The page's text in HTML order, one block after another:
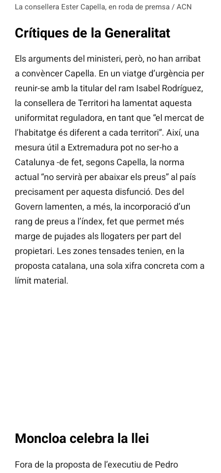
La consellera Ester Capella, en roda de premsa / ACN
Crítiques de la Generalitat
Els arguments del ministeri, però, no han arribat
a convèncer Capella. En un viatge d’urgència per
reunir-se amb la titular del ram Isabel Rodríguez,
la consellera de Territori ha lamentat aquesta
uniformitat reguladora, en tant que “el mercat de
l’habitatge és diferent a cada territori”. Així, una
mesura útil a Extremadura pot no ser-ho a
Catalunya -de fet, segons Capella, la norma
actual “no servirà per abaixar els preus” al país
precisament per aquesta disfunció. Des del
Govern lamenten, a més, la incorporació d’un
rang de preus a l’índex, fet que permet més
marge de pujades als llogaters per part del
propietari. Les zones tensades tenien, en la
proposta catalana, una sola xifra concreta com a
límit material.
Moncloa celebra la llei
Fora de la proposta de l’executiu de Pedro